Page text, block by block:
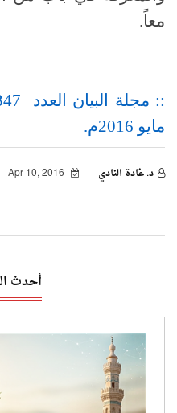
معاً.
مايو 2016م.
د. غادة النادي
أحدث